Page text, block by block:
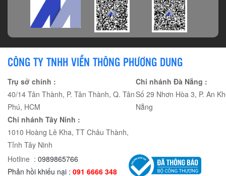
CÔNG TY TNHH VIỄN THÔNG PHƯƠNG DUNG
Trụ sở chính :
40/14 Tân Thành, P. Tân Thành, Q. Tân
Phú, HCM
Chi nhánh Đà Nẵng :
Số 29 Nhơn Hòa 3, P. An
Nẵng
Chi nhánh Tây Ninh :
1010 Hoàng Lê Kha, TT Châu Thành,
Tỉnh Tây Ninh
Hotline : 0989865766
Phản hồi khiếu nại : 091 6666 348